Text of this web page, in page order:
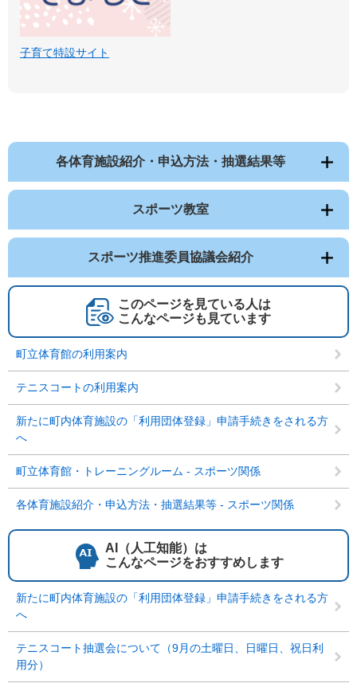
子育て特設サイト
各体育施設紹介・申込方法・抽選結果等
スポーツ教室
スポーツ推進委員協議会紹介
このページを見ている人は
こんなページも見ています
町立体育館の利用案内
テニスコートの利用案内
新たに町内体育施設の「利用団体登録」申請手続きをされる方
へ
町立体育館・トレーニングルーム - スポーツ関係
各体育施設紹介・申込方法・抽選結果等 - スポーツ関係
AI（人工知能）は
こんなページをおすすめします
新たに町内体育施設の「利用団体登録」申請手続きをされる方
へ
テニスコート抽選会について（9月の土曜日、日曜日、祝日利
用分）